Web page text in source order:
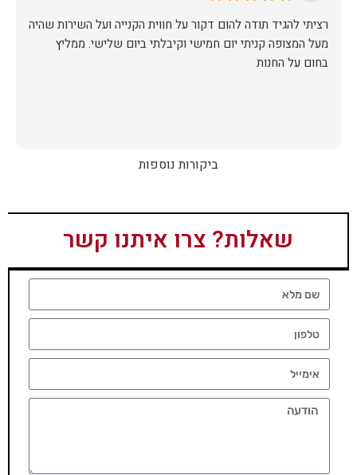
רציתי להגיד תודה להום דקור על חווית הקנייה ועל השירות שהיה
מעל המצופה קניתי יום חמישי וקיבלתי ביום שלישי. ממליץ
בחום על החנות
ביקורות נוספות
שאלות? צרו איתנו קשר